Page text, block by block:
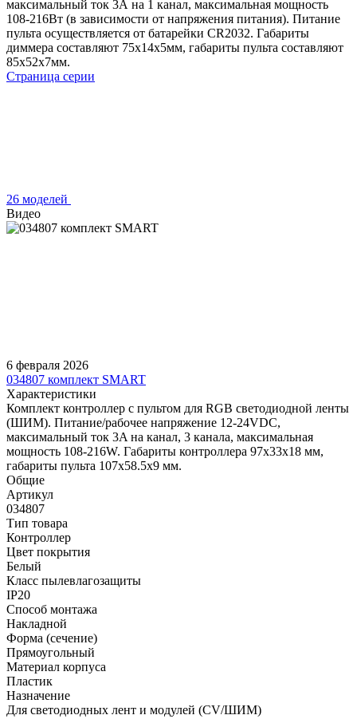
максимальный ток 3А на 1 канал, максимальная мощность
108-216Вт (в зависимости от напряжения питания). Питание
пульта осуществляется от батарейки CR2032. Габариты
диммера составляют 75x14x5мм, габариты пульта составляют
85х52х7мм.
Страница серии
26 моделей
Видео
6 февраля 2026
034807 комплект SMART
Характеристики
Комплект контроллер с пультом для RGB светодиодной ленты
(ШИМ). Питание/рабочее напряжение 12-24VDC,
максимальный ток 3A на канал, 3 канала, максимальная
мощность 108-216W. Габариты контроллера 97x33x18 мм,
габариты пульта 107x58.5x9 мм.
Общие
Артикул
034807
Тип товара
Контроллер
Цвет покрытия
Белый
Класс пылевлагозащиты
IP20
Способ монтажа
Накладной
Форма (сечение)
Прямоугольный
Материал корпуса
Пластик
Назначение
Для светодиодных лент и модулей (CV/ШИМ)